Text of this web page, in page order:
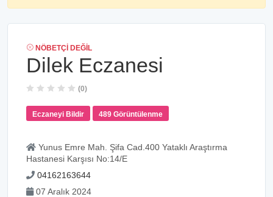
NÖBETÇI DEĞIL
Dilek Eczanesi
(0)
Eczaneyi Bildir 489 Görüntülenme
Yunus Emre Mah. Şifa Cad.400 Yataklı Araştırma
Hastanesi Karşısı No:14/E
04162163644
07 Aralık 2024